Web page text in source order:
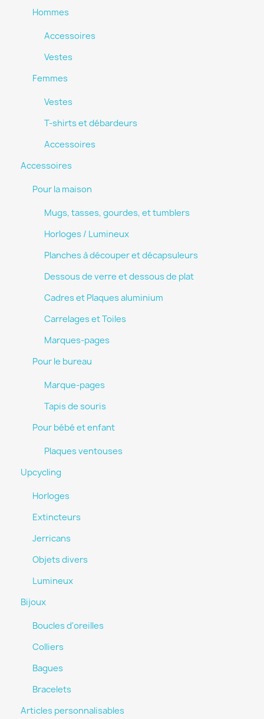
Hommes
Accessoires
Vestes
Femmes
Vestes
T-shirts et débardeurs
Accessoires
Accessoires
Pour la maison
Mugs, tasses, gourdes, et tumblers
Horloges / Lumineux
Planches à découper et décapsuleurs
Dessous de verre et dessous de plat
Cadres et Plaques aluminium
Carrelages et Toiles
Marques-pages
Pour le bureau
Marque-pages
Tapis de souris
Pour bébé et enfant
Plaques ventouses
Upcycling
Horloges
Extincteurs
Jerricans
Objets divers
Lumineux
Bijoux
Boucles d'oreilles
Colliers
Bagues
Bracelets
Articles personnalisables